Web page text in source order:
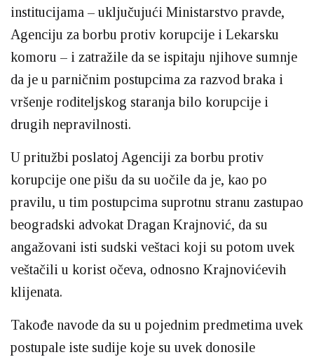
institucijama – uključujući Ministarstvo pravde,
Agenciju za borbu protiv korupcije i Lekarsku
komoru – i zatražile da se ispitaju njihove sumnje
da je u parničnim postupcima za razvod braka i
vršenje roditeljskog staranja bilo korupcije i
drugih nepravilnosti.
U pritužbi poslatoj Agenciji za borbu protiv
korupcije one pišu da su uočile da je, kao po
pravilu, u tim postupcima suprotnu stranu zastupao
beogradski advokat Dragan Krajnović, da su
angažovani isti sudski veštaci koji su potom uvek
veštačili u korist očeva, odnosno Krajnovićevih
klijenata.
Takođe navode da su u pojednim predmetima uvek
postupale iste sudije koje su uvek donosile